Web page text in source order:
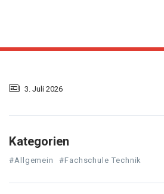
3. Juli 2026
Kategorien
#Allgemein #Fachschule Technik